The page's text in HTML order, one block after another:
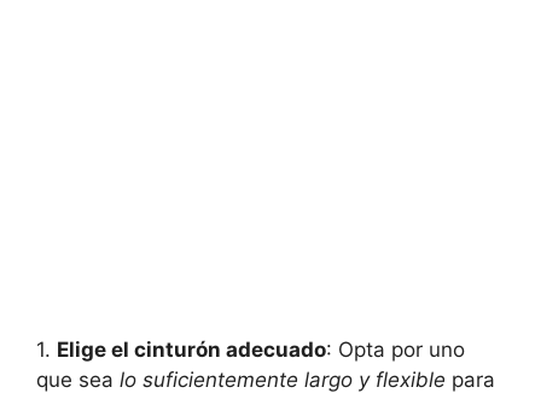
1. Elige el cinturón adecuado: Opta por uno
que sea lo suficientemente largo y flexible para